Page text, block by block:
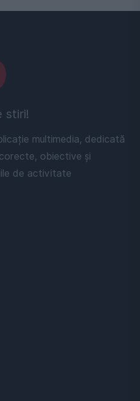
stiri!
multimedia, dedicată
obiective și
de activitate